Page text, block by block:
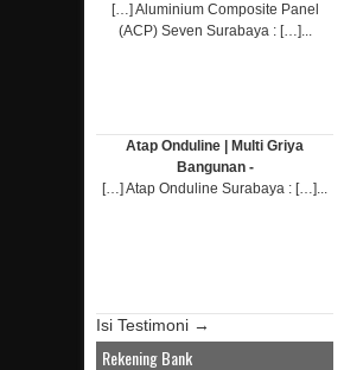
[…] Aluminium Composite Panel
(ACP) Seven Surabaya : […]...
Atap Onduline | Multi Griya
Bangunan -
[…] Atap Onduline Surabaya : […]...
Isi Testimoni →
Rekening Bank